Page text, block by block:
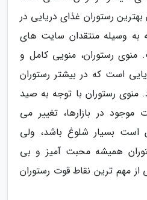
بهترین رستوران غذای دریایی در
به وسیله منتقدان سایت های
رستوران، منویی کامل و
است که در بیشتر رستوران
رستوران با توجه به صید
موجود در بازارها، تغییر می
است بسیار شلوغ باشد، ولی
همیشه محبت آمیز و بی
مهم ترین نقاط قوت رستوران